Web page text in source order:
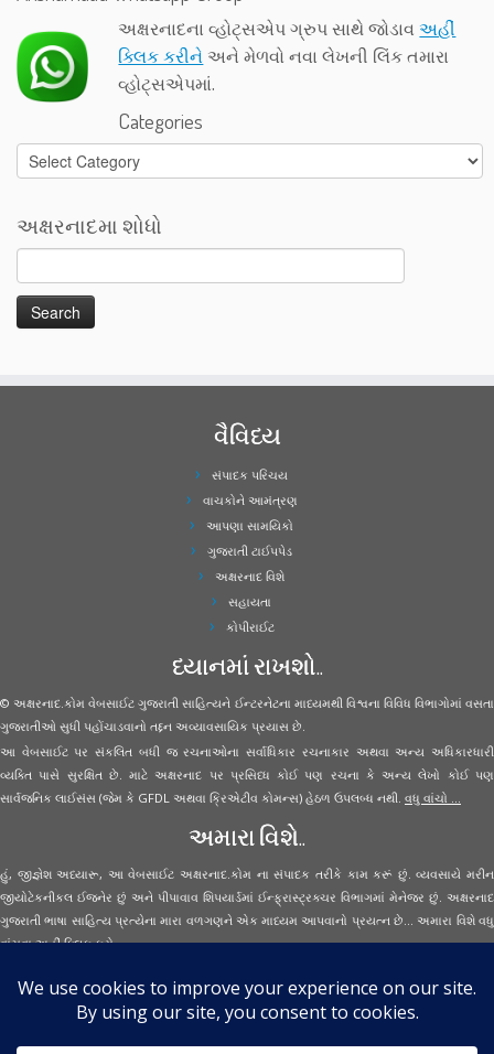
અક્ષરનાદના વ્હોટ્સએપ ગ્રુપ સાથે જોડાવઅહીં
ક્લિક કરીને અને મેળવો નવા લેખની લિંક તમારા
વ્હોટ્સએપમાં.
Categories
Categories
અક્ષરનાદમા શોધો
વૈવિધ્ય
સંપાદક પરિચય
વાચકોને આમંત્રણ
આપણા સામયિકો
ગુજરાતી ટાઈપપેડ
અક્ષરનાદ વિશે
સહાયતા
કોપીરાઈટ
ધ્યાનમાં રાખશો..
© અક્ષરનાદ.કોમ વેબસાઈટ ગુજરાતી સાહિત્યને ઈન્ટરનેટના માધ્યમથી વિશ્વના વિવિધ વિભાગોમાં વસતા
ગુજરાતીઓ સુધી પહોંચાડવાનો તદ્દન અવ્યાવસાયિક પ્રયાસ છે.
આ વેબસાઈટ પર સંકલિત બધી જ રચનાઓના સર્વાધિકાર રચનાકાર અથવા અન્ય અધિકારધારી
વ્યક્તિ પાસે સુરક્ષિત છે. માટે અક્ષરનાદ પર પ્રસિધ્ધ કોઈ પણ રચના કે અન્ય લેખો કોઈ પણ
સાર્વજનિક લાઈસંસ (જેમ કે GFDL અથવા ક્રિએટીવ કોમન્સ) હેઠળ ઉપલબ્ધ નથી. વધુ વાંચો ...
અમારા વિશે..
હું, જીજ્ઞેશ અધ્યારૂ, આ વેબસાઈટ અક્ષરનાદ.કોમ ના સંપાદક તરીકે કામ કરૂં છું. વ્યવસાયે મરીન
જીયોટેકનીકલ ઈજનેર છું અને પીપાવાવ શિપયાર્ડમાં ઈન્ફ્રાસ્ટ્રક્ચર વિભાગમાં મેનેજર છું. અક્ષરનાદ
ગુજરાતી ભાષા સાહિત્ય પ્રત્યેના મારા વળગણને એક માધ્યમ આપવાનો પ્રયત્ન છે... અમારા વિશે વધુ
વાંચવાઅહીં ક્લિક કરો...
Secured Site Assurance